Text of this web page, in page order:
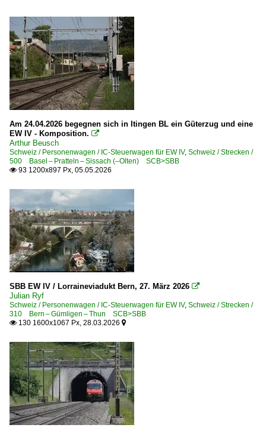
Am 24.04.2026 begegnen sich in Itingen BL ein Güterzug und eine
EW IV - Komposition. 
Arthur Beusch
Schweiz / Personenwagen / IC-Steuerwagen für EW IV, Schweiz / Strecken /
500 Basel – Pratteln – Sissach (–Olten) SCB>SBB
 93 1200x897 Px, 05.05.2026
SBB EW IV / Lorraineviadukt Bern, 27. März 2026 
Julian Ryf
Schweiz / Personenwagen / IC-Steuerwagen für EW IV, Schweiz / Strecken /
310 Bern – Gümligen – Thun SCB>SBB
 130 1600x1067 Px, 28.03.2026 